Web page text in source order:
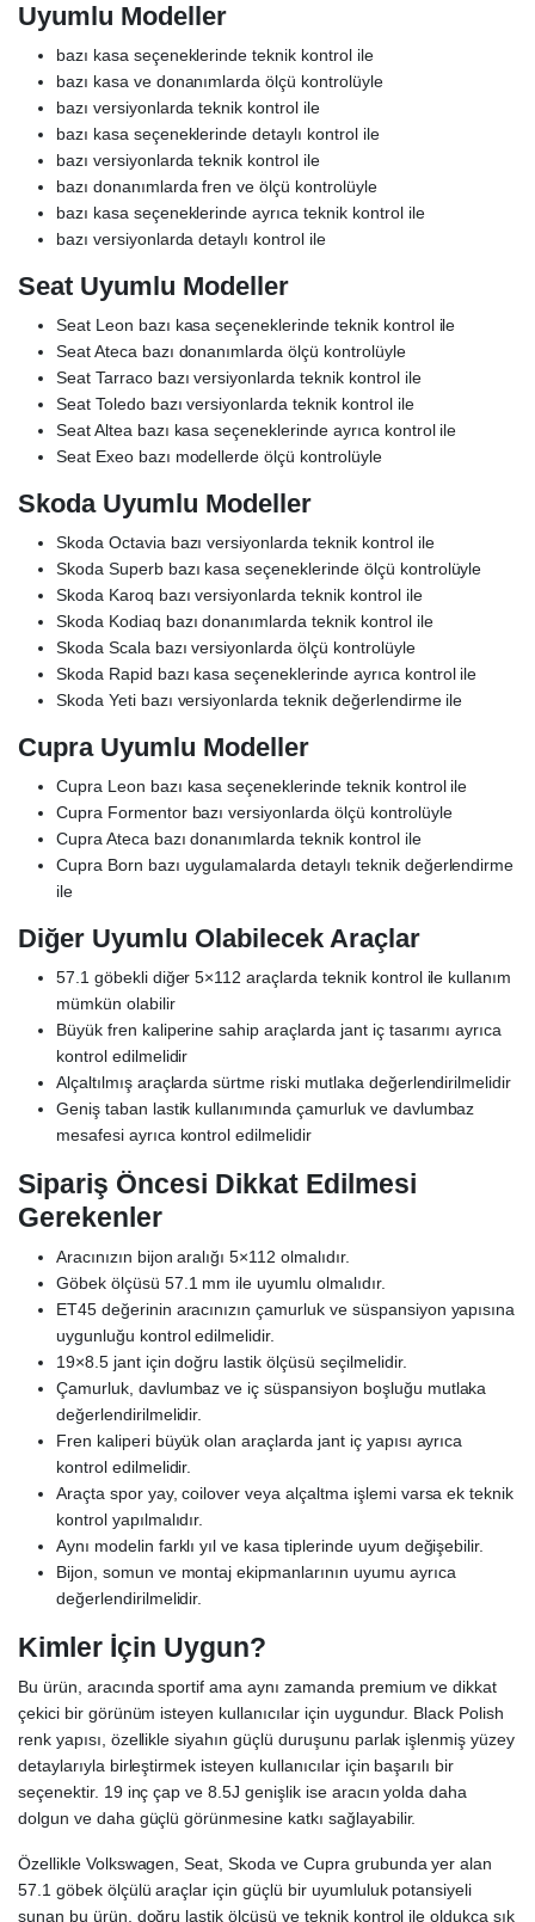
Uyumlu Modeller
bazı kasa seçeneklerinde teknik kontrol ile
bazı kasa ve donanımlarda ölçü kontrolüyle
bazı versiyonlarda teknik kontrol ile
bazı kasa seçeneklerinde detaylı kontrol ile
bazı versiyonlarda teknik kontrol ile
bazı donanımlarda fren ve ölçü kontrolüyle
bazı kasa seçeneklerinde ayrıca teknik kontrol ile
bazı versiyonlarda detaylı kontrol ile
Seat Uyumlu Modeller
Seat Leon bazı kasa seçeneklerinde teknik kontrol ile
Seat Ateca bazı donanımlarda ölçü kontrolüyle
Seat Tarraco bazı versiyonlarda teknik kontrol ile
Seat Toledo bazı versiyonlarda teknik kontrol ile
Seat Altea bazı kasa seçeneklerinde ayrıca kontrol ile
Seat Exeo bazı modellerde ölçü kontrolüyle
Skoda Uyumlu Modeller
Skoda Octavia bazı versiyonlarda teknik kontrol ile
Skoda Superb bazı kasa seçeneklerinde ölçü kontrolüyle
Skoda Karoq bazı versiyonlarda teknik kontrol ile
Skoda Kodiaq bazı donanımlarda teknik kontrol ile
Skoda Scala bazı versiyonlarda ölçü kontrolüyle
Skoda Rapid bazı kasa seçeneklerinde ayrıca kontrol ile
Skoda Yeti bazı versiyonlarda teknik değerlendirme ile
Cupra Uyumlu Modeller
Cupra Leon bazı kasa seçeneklerinde teknik kontrol ile
Cupra Formentor bazı versiyonlarda ölçü kontrolüyle
Cupra Ateca bazı donanımlarda teknik kontrol ile
Cupra Born bazı uygulamalarda detaylı teknik değerlendirme
ile
Diğer Uyumlu Olabilecek Araçlar
57.1 göbekli diğer 5×112 araçlarda teknik kontrol ile kullanım
mümkün olabilir
Büyük fren kaliperine sahip araçlarda jant iç tasarımı ayrıca
kontrol edilmelidir
Alçaltılmış araçlarda sürtme riski mutlaka değerlendirilmelidir
Geniş taban lastik kullanımında çamurluk ve davlumbaz
mesafesi ayrıca kontrol edilmelidir
Sipariş Öncesi Dikkat Edilmesi
Gerekenler
Aracınızın bijon aralığı 5×112 olmalıdır.
Göbek ölçüsü 57.1 mm ile uyumlu olmalıdır.
ET45 değerinin aracınızın çamurluk ve süspansiyon yapısına
uygunluğu kontrol edilmelidir.
19×8.5 jant için doğru lastik ölçüsü seçilmelidir.
Çamurluk, davlumbaz ve iç süspansiyon boşluğu mutlaka
değerlendirilmelidir.
Fren kaliperi büyük olan araçlarda jant iç yapısı ayrıca
kontrol edilmelidir.
Araçta spor yay, coilover veya alçaltma işlemi varsa ek teknik
kontrol yapılmalıdır.
Aynı modelin farklı yıl ve kasa tiplerinde uyum değişebilir.
Bijon, somun ve montaj ekipmanlarının uyumu ayrıca
değerlendirilmelidir.
Kimler İçin Uygun?
Bu ürün, aracında sportif ama aynı zamanda premium ve dikkat
çekici bir görünüm isteyen kullanıcılar için uygundur. Black Polish
renk yapısı, özellikle siyahın güçlü duruşunu parlak işlenmiş yüzey
detaylarıyla birleştirmek isteyen kullanıcılar için başarılı bir
seçenektir. 19 inç çap ve 8.5J genişlik ise aracın yolda daha
dolgun ve daha güçlü görünmesine katkı sağlayabilir.
Özellikle Volkswagen, Seat, Skoda ve Cupra grubunda yer alan
57.1 göbek ölçülü araçlar için güçlü bir uyumluluk potansiyeli
sunan bu ürün, doğru lastik ölçüsü ve teknik kontrol ile oldukça şık